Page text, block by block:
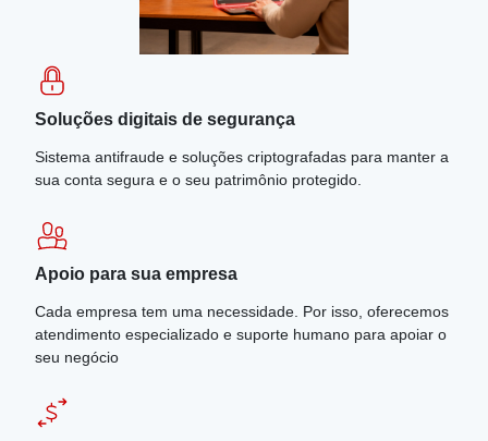
Soluções digitais de segurança
Sistema antifraude e soluções criptografadas para manter a
sua conta segura e o seu patrimônio protegido.
Apoio para sua empresa
Cada empresa tem uma necessidade. Por isso, oferecemos
atendimento especializado e suporte humano para apoiar o
seu negócio